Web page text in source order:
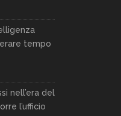
tempo
nell’era del
l’ufficio